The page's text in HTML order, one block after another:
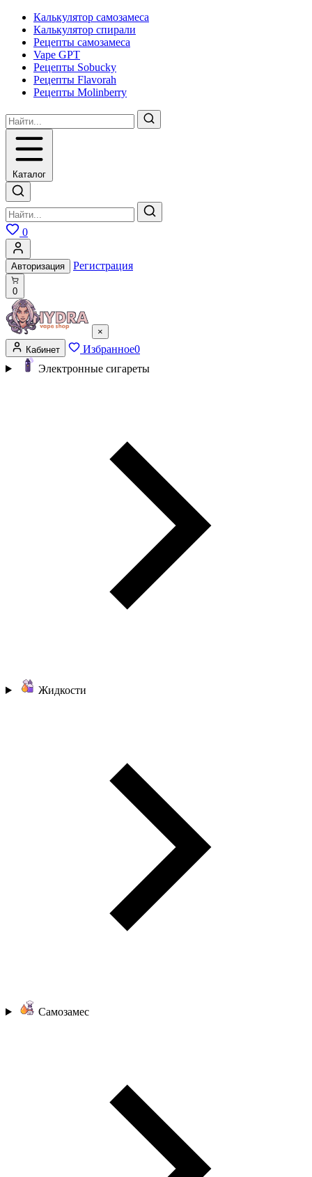
Калькулятор самозамеса
Калькулятор спирали
Рецепты самозамеса
Vape GPT
Рецепты Sobucky
Рецепты Flavorah
Рецепты Molinberry
Каталог
0
Авторизация Регистрация
0
×
Кабинет
Избранное0
Электронные сигареты
Жидкости
Самозамес